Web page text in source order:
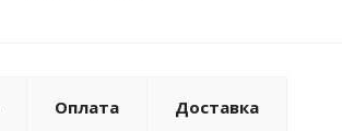
Оплата Доставка